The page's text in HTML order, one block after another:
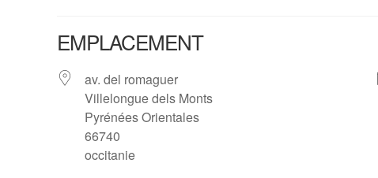
EMPLACEMENT
av. del romaguer
Villelongue dels Monts
Pyrénées Orientales
66740
occitanie